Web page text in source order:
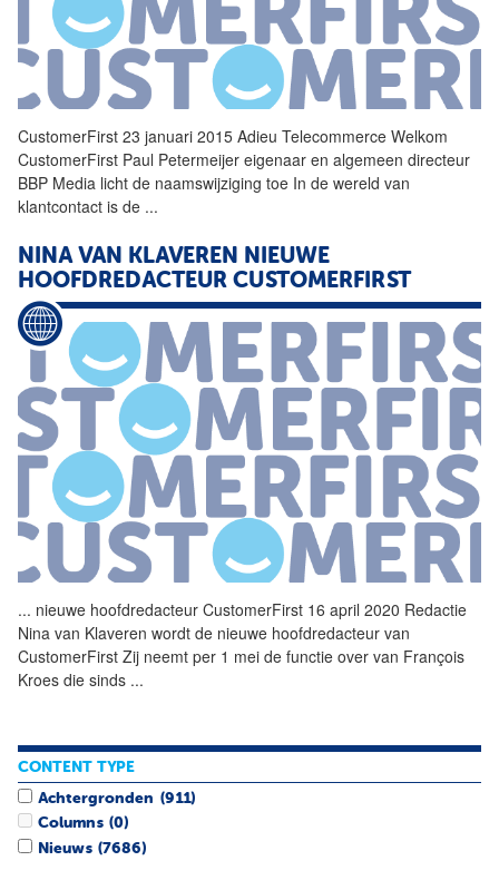
CustomerFirst 23 januari 2015 Adieu Telecommerce Welkom
CustomerFirst Paul Petermeijer eigenaar en algemeen directeur
BBP Media licht de naamswijziging toe In de wereld van
klantcontact is de ...
NINA VAN KLAVEREN NIEUWE
HOOFDREDACTEUR CUSTOMERFIRST
... nieuwe hoofdredacteur CustomerFirst 16 april 2020 Redactie
Nina van Klaveren wordt de nieuwe hoofdredacteur van
CustomerFirst Zij neemt per 1 mei de functie over van François
Kroes die sinds ...
CONTENT TYPE
Achtergronden (911)
Columns (0)
Nieuws (7686)